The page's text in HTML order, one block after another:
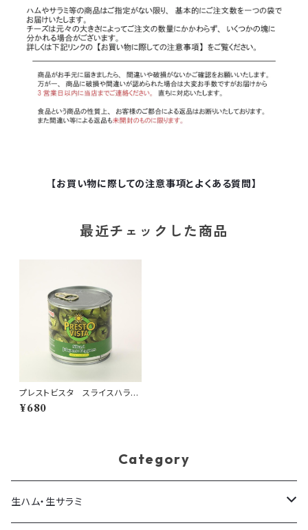
【お買い物に際しての注意事項とよくある質問】
最近チェックした商品
プレストビスタ スライスハラペ
ーニョ 380ｇ缶
¥680
Category
生ハム・生サラミ